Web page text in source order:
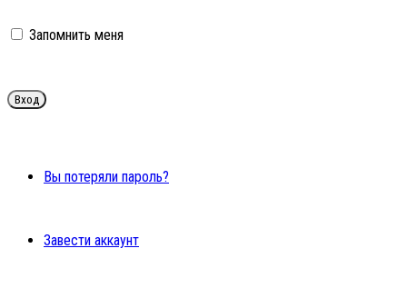
Запомнить меня
Вы потеряли пароль?
Завести аккаунт